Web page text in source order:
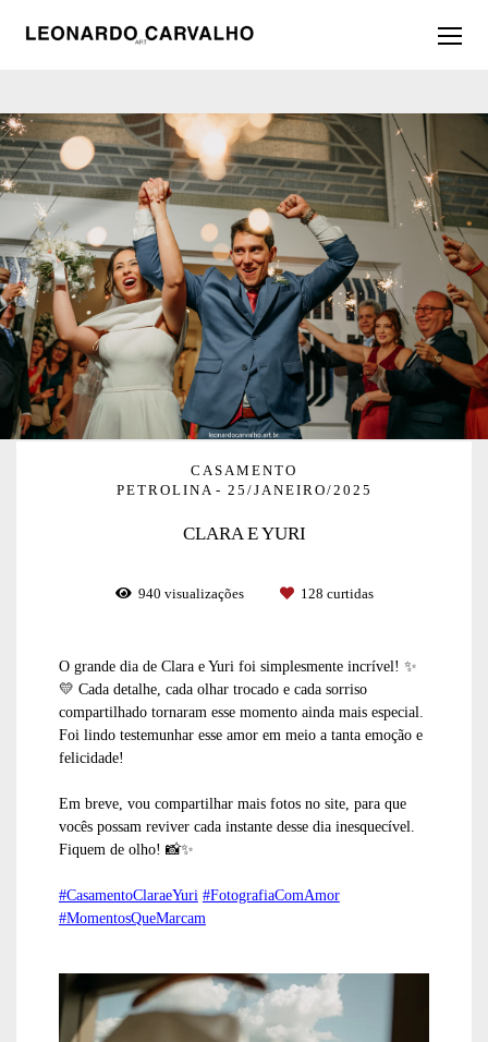
CASAMENTO
PETROLINA
25/JANEIRO/2025
CLARA E YURI
940 visualizações 128 curtidas
O grande dia de Clara e Yuri foi simplesmente incrível! ✨
💛 Cada detalhe, cada olhar trocado e cada sorriso
compartilhado tornaram esse momento ainda mais especial.
Foi lindo testemunhar esse amor em meio a tanta emoção e
felicidade!
Em breve, vou compartilhar mais fotos no site, para que
vocês possam reviver cada instante desse dia inesquecível.
Fiquem de olho! 📸✨
#CasamentoClaraeYuri #FotografiaComAmor
#MomentosQueMarcam